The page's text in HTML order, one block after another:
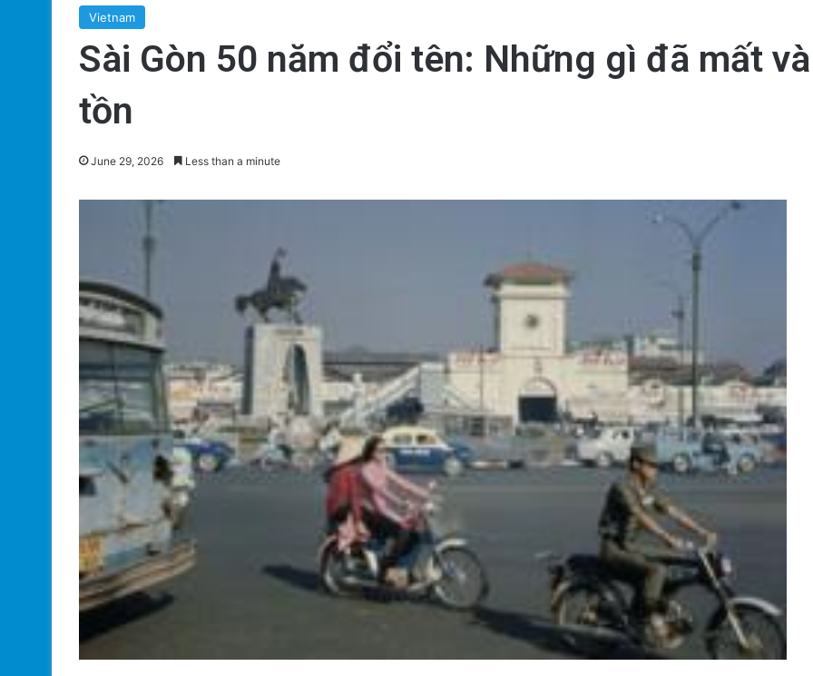
Vietnam
Sài Gòn 50 năm đổi tên: Những gì đã mất
tồn
June 29, 2026 Less than a minute